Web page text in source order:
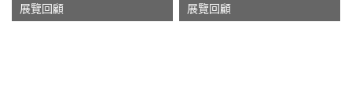
展覽回顧
展覽回顧